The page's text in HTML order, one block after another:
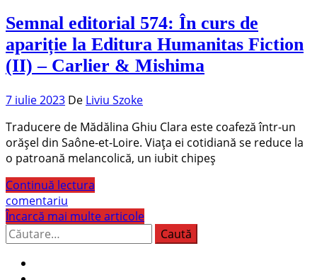
Semnal editorial 574: În curs de
apariție la Editura Humanitas Fiction
(II) – Carlier & Mishima
7 iulie 2023 De Liviu Szoke
Traducere de Mădălina Ghiu Clara este coafeză într-un
orășel din Saône-et-Loire. Viața ei cotidiană se reduce la
o patroană melancolică, un iubit chipeș
Continuă lectura
comentariu
Încarcă mai multe articole
Caută
după: